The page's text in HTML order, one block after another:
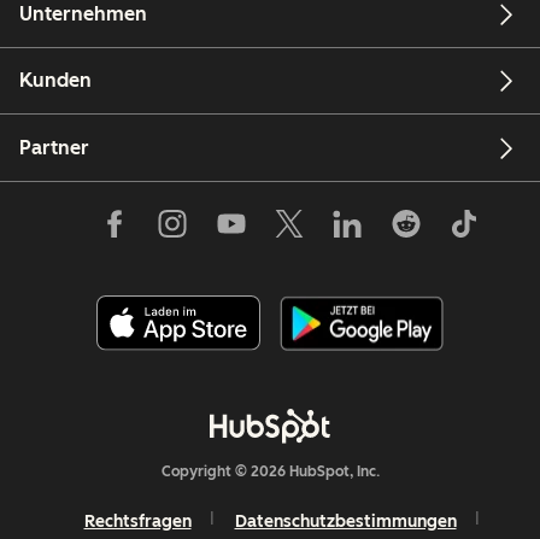
Unternehmen
Kunden
Partner
Copyright © 2026 HubSpot, Inc.
Rechtsfragen Datenschutzbestimmungen